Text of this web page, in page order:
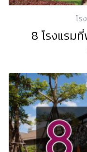
โร
8 โรงแรม